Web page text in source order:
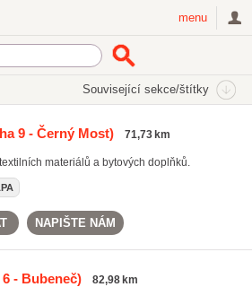
menu
Související sekce/štítky
(832)
Všechny související štítky
9 - Černý Most) 71,73 km
materiálů a bytových doplňků.
NAPIŠTE NÁM
- Bubeneč) 82,98 km